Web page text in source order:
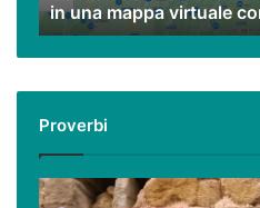
una
mappa
virtuale
nostri
video
in una mappa virtuale
Proverbi
Podcast